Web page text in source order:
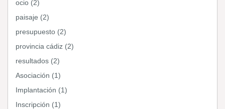
ocio (2)
paisaje (2)
presupuesto (2)
provincia cádiz (2)
resultados (2)
Asociación (1)
Implantación (1)
Inscripción (1)